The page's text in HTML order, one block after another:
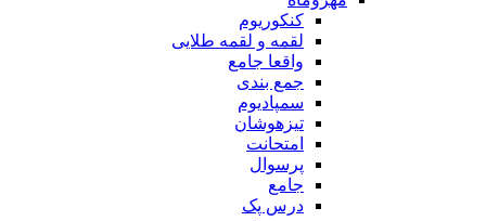
کنکوریوم
لقمه و لقمه طلایی
واقعا جامع
جمع بندی
سمپادیوم
تیزهوشان
امتحانت
پرسوال
جامع
درس پک